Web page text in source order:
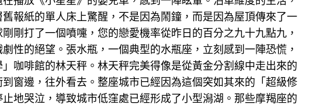
報紙的單人床上驚醒，不是因為鬧鐘，而是因為屋頂傳來了一
剛打了一個噴嚏，您的戀愛機率從昨日的百分之九十九點九，
性的絕望。張水瓶，一個典型的水瓶座，立刻感到一陣恐慌，
咖啡館的林天秤。林天秤完美得像是從黃金分割線中走出來的
窗邊，往外看去。整座城市已經因為這個突如其來的「超級修
地哭泣，導致城市低窪處已經形成了小型潟湖。那些摩羯座的